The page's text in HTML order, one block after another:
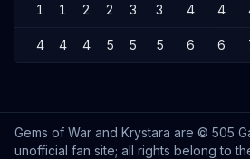
1 1 2 2 3 3 4 4
4 4 4 5 5 5 6 6
Gems of War and Krystara are © 505
unofficial fan site; all rights belong to